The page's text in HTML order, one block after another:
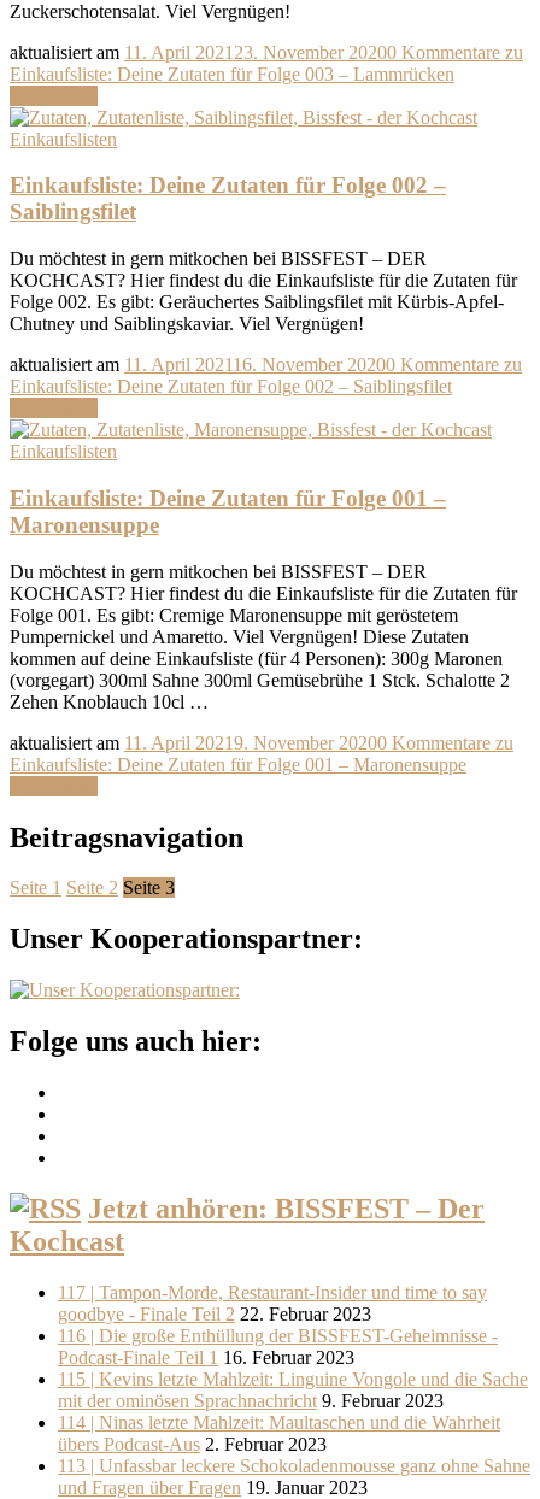
Zuckerschotensalat. Viel Vergnügen!
aktualisiert am 11. April 2021 23. November 20200 Kommentare zu
Einkaufsliste: Deine Zutaten für Folge 003 – Lammrücken
Einkaufslisten
Einkaufsliste: Deine Zutaten für Folge 002 –
Saiblingsfilet
Du möchtest in gern mitkochen bei BISSFEST – DER
KOCHCAST? Hier findest du die Einkaufsliste für die Zutaten für
Folge 002. Es gibt: Geräuchertes Saiblingsfilet mit Kürbis-Apfel-
Chutney und Saiblingskaviar. Viel Vergnügen!
aktualisiert am 11. April 202116. November 20200 Kommentare zu
Einkaufsliste: Deine Zutaten für Folge 002 – Saiblingsfilet
Einkaufslisten
Einkaufsliste: Deine Zutaten für Folge 001 –
Maronensuppe
Du möchtest in gern mitkochen bei BISSFEST – DER
KOCHCAST? Hier findest du die Einkaufsliste für die Zutaten für
Folge 001. Es gibt: Cremige Maronensuppe mit geröstetem
Pumpernickel und Amaretto. Viel Vergnügen! Diese Zutaten
kommen auf deine Einkaufsliste (für 4 Personen): 300g Maronen
(vorgegart) 300ml Sahne 300ml Gemüsebrühe 1 Stck. Schalotte 2
Zehen Knoblauch 10cl …
aktualisiert am 11. April 20219. November 20200 Kommentare zu
Einkaufsliste: Deine Zutaten für Folge 001 – Maronensuppe
Beitragsnavigation
Seite 1 Seite 2 Seite 3
Unser Kooperationspartner:
Folge uns auch hier:
Jetzt anhören: BISSFEST – Der
Kochcast
117 | Tampon-Morde, Restaurant-Insider und time to say
goodbye - Finale Teil 2 22. Februar 2023
116 | Die große Enthüllung der BISSFEST-Geheimnisse -
Podcast-Finale Teil 1 16. Februar 2023
115 | Kevins letzte Mahlzeit: Linguine Vongole und die Sache
mit der ominösen Sprachnachricht 9. Februar 2023
114 | Ninas letzte Mahlzeit: Maultaschen und die Wahrheit
übers Podcast-Aus 2. Februar 2023
113 | Unfassbar leckere Schokoladenmousse ganz ohne Sahne
und Fragen über Fragen 19. Januar 2023